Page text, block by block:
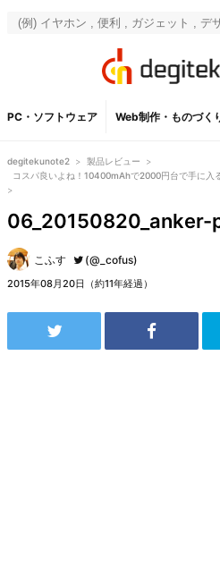
PC・ソフトウェア Web制作・ものづく
degitekunote2 > 製品レビュー
>
コスパ良いよね！10400mAhで2000円台で手に入
>
こふす (@_cofus)
2015年08月20日（約11年経過）